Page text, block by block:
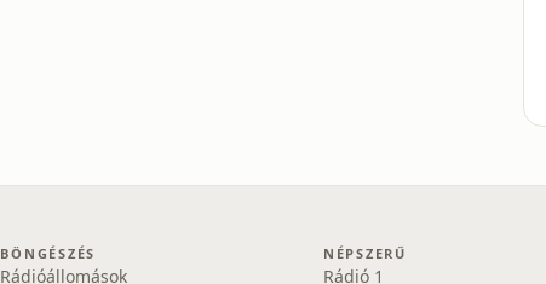
BÖNGÉSZÉS
Rádióállomások
NÉPSZERŰ
Rádió 1